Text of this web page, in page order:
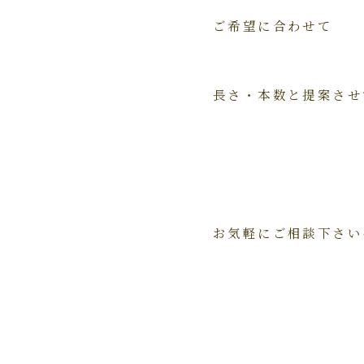
ご希望に合わせて
長さ・本数と提案さ
お気軽にご相談下さ